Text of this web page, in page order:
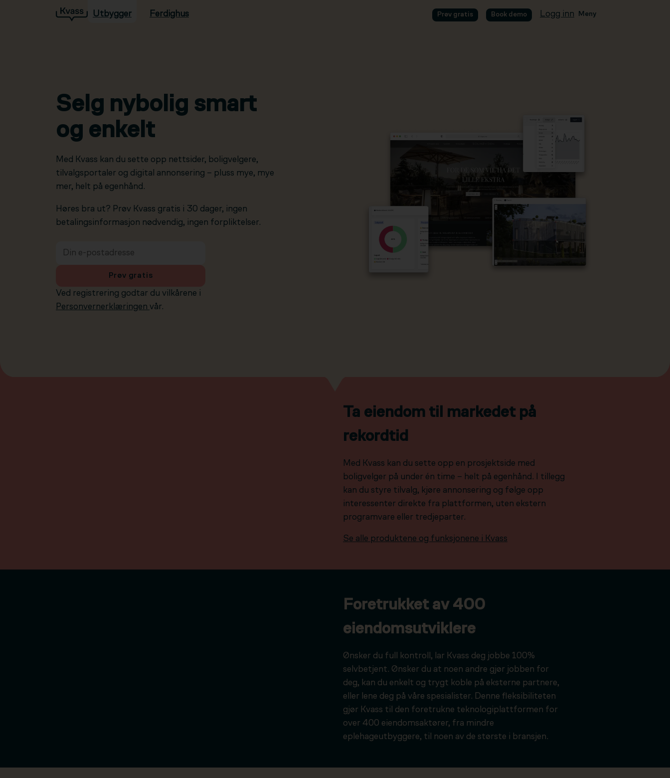
Hopp til hovedinnholdUtbygger Ferdighus Prøv gratis Book demo Logg inn Meny
Selg nybolig smart
og enkelt
Med Kvass kan du sette opp nettsider, boligvelgere,
tilvalgsportaler og digital annonsering – pluss mye, mye
mer, helt på egenhånd.
Høres bra ut? Prøv Kvass gratis i 30 dager, ingen
betalingsinformasjon nødvendig, ingen forpliktelser.
Ved registrering godtar du vilkårene i
Personvernerklæringen vår.
Prøv gratis
Ta eiendom til markedet på
rekordtid
Med Kvass kan du sette opp en prosjektside med
boligvelger på under én time – helt på egenhånd. I tillegg
kan du styre tilvalg, kjøre annonsering og følge opp
interessenter direkte fra plattformen, uten ekstern
programvare eller tredjeparter.
Se alle produktene og funksjonene i Kvass
Foretrukket av 400
eiendomsutviklere
Ønsker du full kontroll, lar Kvass deg jobbe 100%
selvbetjent. Ønsker du at noen andre gjør jobben for
deg, kan du enkelt og trygt koble på eksterne partnere,
eller lene deg på våre spesialister. Denne fleksibiliteten
gjør Kvass til den foretrukne teknologiplattformen for
over 400 eiendomsaktører, fra mindre
eplehageutbyggere, til noen av de største i bransjen.